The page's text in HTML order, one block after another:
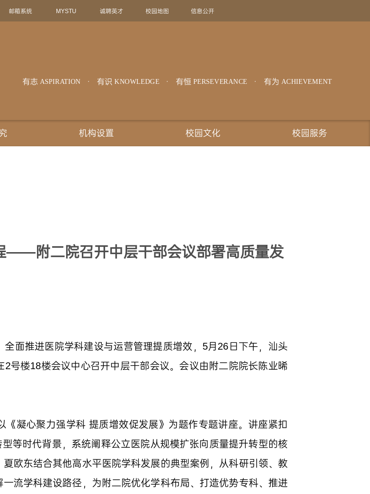
邮箱系统 MYSTU 诚聘英才 校园地图 信息公开
有志 ASPIRATION 有识 KNOWLEDGE 有恒 PERSEVERANCE 有为 ACHIEVEMENT
机构设置 校园文化 校园服务
——附二院召开中层干部会议部署高质量发
面推进医院学科建设与运营管理提质增效，5月26日下午，汕头
号楼18楼会议中心召开中层干部会议。会议由附二院院长陈业晞
凝心聚力强学科 提质增效促发展》为题作专题讲座。讲座紧扣
等时代背景，系统阐释公立医院从规模扩张向质量提升转型的核
欧东结合其他高水平医院学科发展的典型案例，从科研引领、教
流学科建设路径，为附二院优化学科布局、打造优势专科、推进